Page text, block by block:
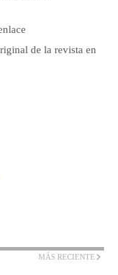
de la revista en
MÁS RECIENTE